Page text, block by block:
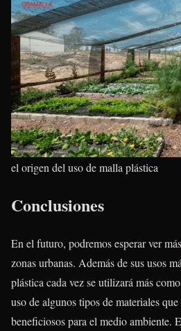
el origen del uso de malla plástica
Conclusiones
En el futuro, podremos esperar ver más
zonas urbanas. Además de sus usos
plástica cada vez se utilizará más
uso de algunos tipos de materiales
beneficiosos para el medio ambiente.